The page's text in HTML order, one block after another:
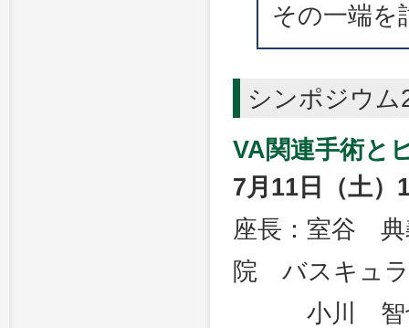
その一端を
シンポジウム
VA関連手術と
7月11日（土
座長：室谷 典
院 バスキュラ
小川 智也